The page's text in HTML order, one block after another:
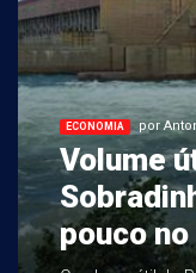
ECONOMIA por
Volume
pouco